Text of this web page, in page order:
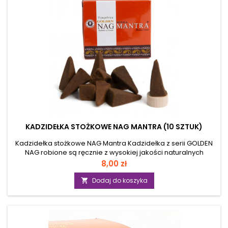
KADZIDEŁKA STOŻKOWE NAG MANTRA (10 SZTUK)
Kadzidełka stożkowe NAG Mantra Kadzidełka z serii GOLDEN
NAG robione są ręcznie z wysokiej jakości naturalnych
składników (zioła, żywice, olejki, kwiaty). Przeznaczone są do
codziennego użytku oraz do medytacji... Parametry: forma
kadzidełka: klasyczne stożki wymiary stożka: 3 x 1,5 cm czas
spalania: ok. 30 minut ilość w opakowaniu: 10 kadzidełek
stożkowych + ceramiczna podstawka wymiary opakowania:
Cena
8,00 zł
 Dodaj do koszyka